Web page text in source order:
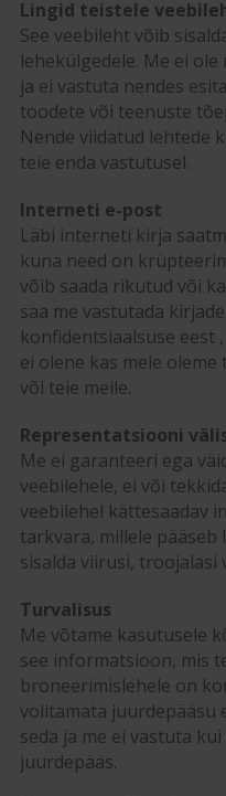
Lingid teistele
See veebileht võib
lehekülgedele. Me ei
ja ei vastuta nendes
toodete või teenuste
Nende viidatud lehtede
teie enda vastutusel.
Interneti e-post
Läbi interneti kirja
kuna need on
võib saada rikutud või
saa me vastutada
konfidentsiaalsuse eest
ei olene kas meie
või teie meile.
Representatsiooni
Me ei garanteeri ega
veebilehele, ei või
veebilehel kättesaadav
tarkvara, millele pääseb
sisalda viirusi, troojalasi
Turvalisus
Me võtame kasutusele
see informatsioon, mis
broneerimislehele on
volitamata juurdepääsu
seda ja me ei vastuta
juurdepääs.